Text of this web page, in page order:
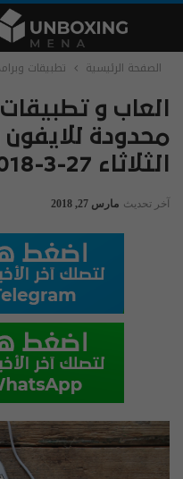
الصفحة الرئيسية تطبيقات
العاب و
محدودة للايفون
الثلاثاء 27-3-2018
آخر تحديث مارس 27, 2018